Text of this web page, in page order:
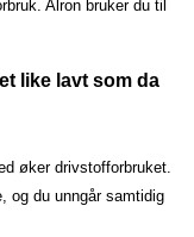
Alron bruker du til
like lavt som da
øker drivstofforbruket.
og du unngår samtidig